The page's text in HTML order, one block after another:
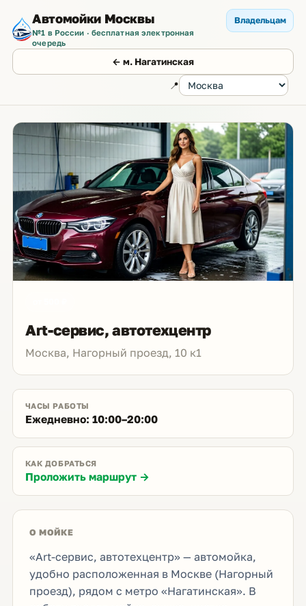
Автомойки Москвы
№1 в России · бесплатная электронная
очередь
← м. Нагатинская
📍
Владельцам
Art-сервис, автотехцентр
Москва, Нагорный проезд, 10 к1
ЧАСЫ РАБОТЫ
Ежедневно: 10:00–20:00
КАК ДОБРАТЬСЯ
Проложить маршрут →
О МОЙКЕ
«Art-сервис, автотехцентр» — автомойка,
удобно расположенная в Москве (Нагорный
проезд), рядом с метро «Нагатинская». В